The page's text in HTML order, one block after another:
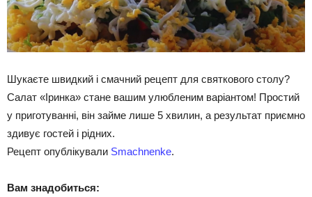
Шукаєте швидкий і смачний рецепт для святкового столу?
Салат «Іринка» стане вашим улюбленим варіантом! Простий
у приготуванні, він займе лише 5 хвилин, а результат приємно
здивує гостей і рідних.
Рецепт опублікували Smachnenke.
Вам знадобиться: